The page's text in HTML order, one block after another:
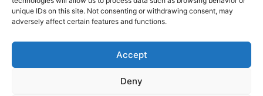
unique IDs on this site. Not consenting or withdrawing consent, may
adversely affect certain features and functions.
Accept
Deny
Era ubriaca…
© tagDiv - All rights reserved. Made with